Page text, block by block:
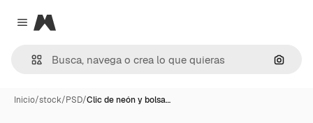
Close menu
Magnific
Inicio/stock/PSD/Clic de neón y bolsa…